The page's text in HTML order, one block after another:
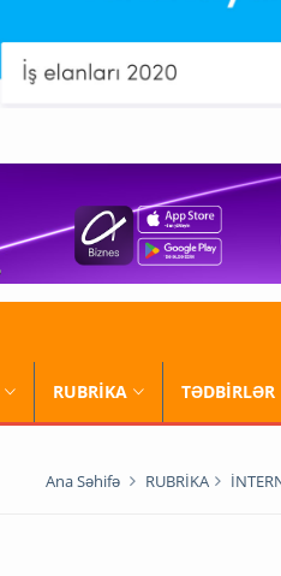
RUBRİKA TƏDBİRLƏR
Ana Səhifə RUBRİKA